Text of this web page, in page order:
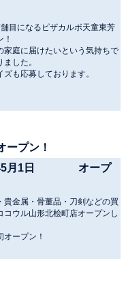
目になるピザカルボ天童東芳
家庭に届けたいという気持ちで
した。
ズも応募しております。
ープン！
5月1日 オープ
貴金属・骨董品・刀剣などの買
コウル山形北桧町店オープンし
オープン！